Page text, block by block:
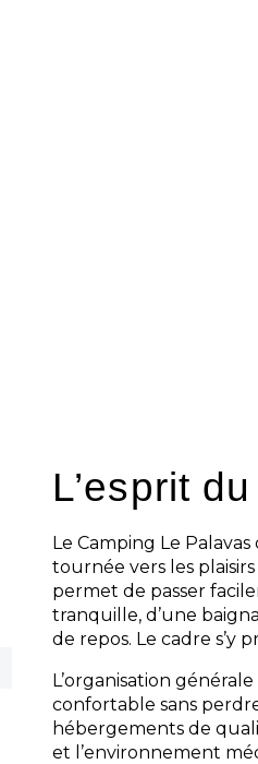
L’esprit
Le Camping Le
tournée vers les
permet de passer
tranquille, d’une
de repos. Le cadre s’y
L’organisation
confortable sans
hébergements de
et l’environnement